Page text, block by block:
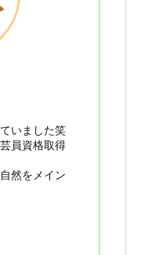
いました笑
員資格取得
然をメイン